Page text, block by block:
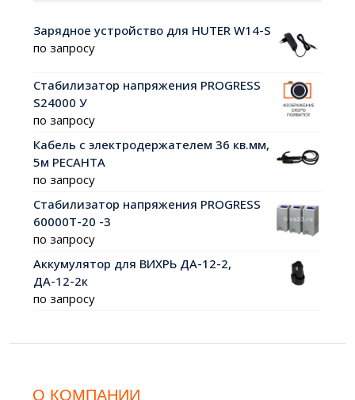
Зарядное устройство для HUTER W14-S
по запросу
Стабилизатор напряжения PROGRESS
S24000 У
по запросу
Кабель с электродержателем 36 кв.мм,
5м РЕСАНТА
по запросу
Стабилизатор напряжения PROGRESS
60000Т-20 -3
по запросу
Аккумулятор для ВИХРЬ ДА-12-2,
ДА-12-2к
по запросу
О КОМПАНИИ